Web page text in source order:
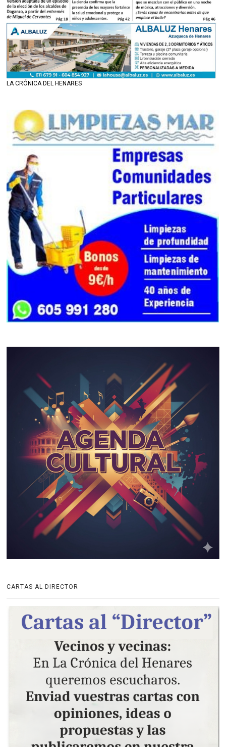
LA CRÓNICA DEL HENARES
CARTAS AL DIRECTOR